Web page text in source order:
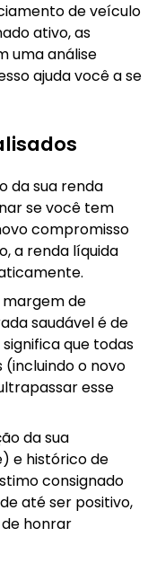
de veículo
ativo, as
uma análise
ajuda você a se
da sua renda
se você tem
compromisso
a renda líquida
margem de
saudável é de
que todas
(incluindo o novo
esse
da sua
e histórico de
consignado
até ser positivo,
honrar